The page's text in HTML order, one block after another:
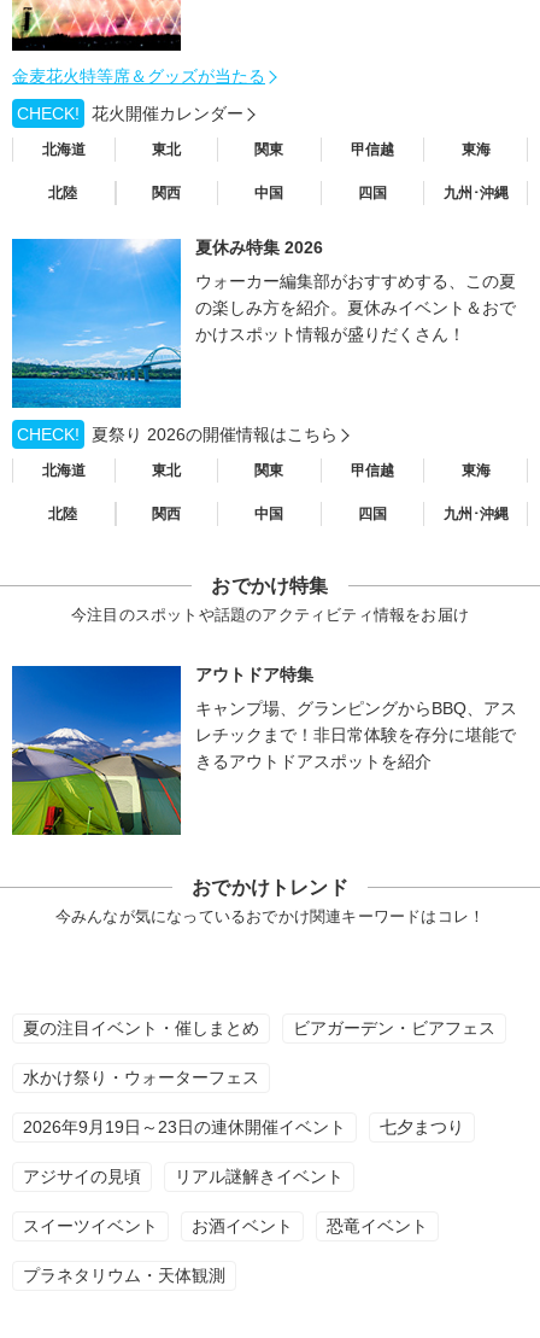
金麦花火特等席＆グッズが当たる
CHECK!
花火開催カレンダー
北海道 東北 関東 甲信越 東海
北陸 関西 中国 四国 九州･沖縄
夏休み特集 2026
ウォーカー編集部がおすすめする、この夏
の楽しみ方を紹介。夏休みイベント＆おで
かけスポット情報が盛りだくさん！
CHECK! 夏祭り 2026の開催情報はこちら
北海道 東北 関東 甲信越 東海
北陸 関西 中国 四国 九州･沖縄
おでかけ特集
今注目のスポットや話題のアクティビティ情報をお届け
アウトドア特集
キャンプ場、グランピングからBBQ、アス
レチックまで！非日常体験を存分に堪能で
きるアウトドアスポットを紹介
おでかけトレンド
今みんなが気になっているおでかけ関連キーワードはコレ！
夏の注目イベント・催しまとめ ビアガーデン・ビアフェス
水かけ祭り・ウォーターフェス
2026年9月19日～23日の連休開催イベント 七夕まつり
アジサイの見頃 リアル謎解きイベント
スイーツイベント お酒イベント 恐竜イベント
プラネタリウム・天体観測